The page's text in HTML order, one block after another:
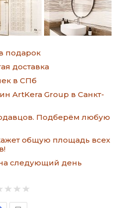
подарок
доставка
в СПб
ArtKera Group в Санкт-
Подберём любую
общую площадь всех
следующий день